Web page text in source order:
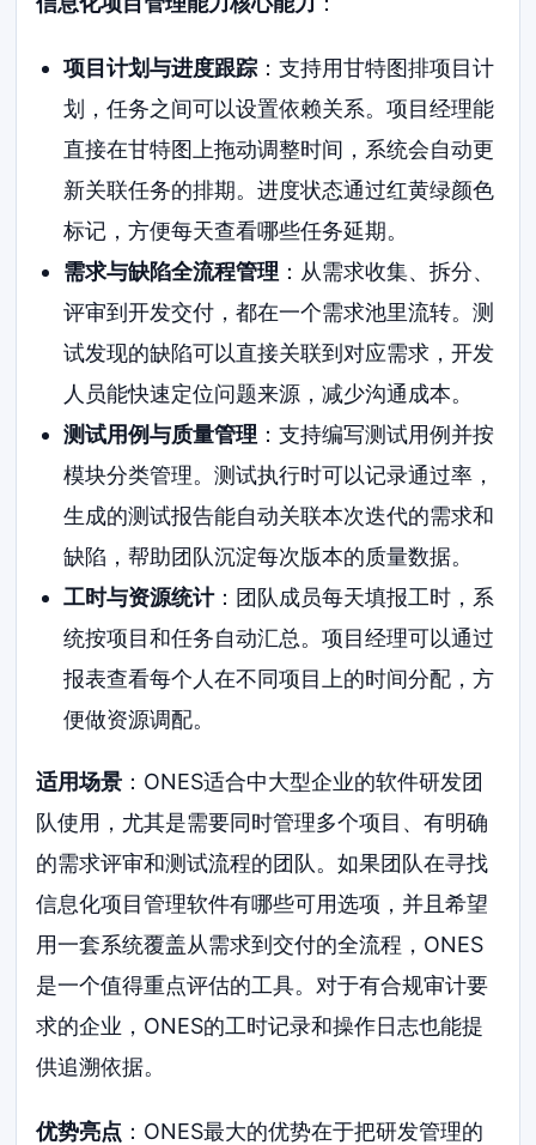
项目计划与进度跟踪：支持用甘特图排项目计
划，任务之间可以设置依赖关系。项目经理能
直接在甘特图上拖动调整时间，系统会自动更
新关联任务的排期。进度状态通过红黄绿颜色
标记，方便每天查看哪些任务延期。
需求与缺陷全流程管理 ：从需求收集、拆分、
评审到开发交付，都在一个需求池里流转。测
试发现的缺陷可以直接关联到对应需求，开发
人员能快速定位问题来源，减少沟通成本。
测试用例与质量管理 ：支持编写测试用例并按
模块分类管理。测试执行时可以记录通过率，
生成的测试报告能自动关联本次迭代的需求和
缺陷，帮助团队沉淀每次版本的质量数据。
工时与资源统计：团队成员每天填报工时，系
统按项目和任务自动汇总。项目经理可以通过
报表查看每个人在不同项目上的时间分配，方
便做资源调配。
适用场景 ：ONES适合中大型企业的软件研发团
队使用，尤其是需要同时管理多个项目、有明确
的需求评审和测试流程的团队。如果团队在寻找
信息化项目管理软件有哪些可用选项，并且希望
用一套系统覆盖从需求到交付的全流程，ONES
是一个值得重点评估的工具。对于有合规审计要
求的企业，ONES的工时记录和操作日志也能提
供追溯依据。
优势亮点 ：ONES最大的优势在于把研发管理的